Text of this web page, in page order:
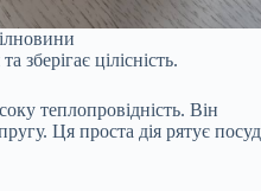
зберігає цілісність.
теплопровідність. Він
Ця проста дія рятує посуд